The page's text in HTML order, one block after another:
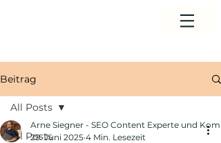
Beitrag
All Posts
All Posts
Arne Siegner - SEO Content Experte und
29. Juni 2025 4 Min. Lesezeit